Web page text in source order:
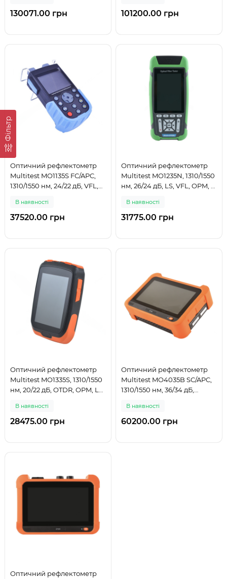
Фільтр
130071.00 грн 101200.00 грн
Оптичний рефлектометр
Multitest MO1135S FC/APC,
1310/1550 нм, 24/22 дБ, VFL,
В наявності
37520.00 грн
Оптичний рефлектометр
Multitest MO1235N, 1310/1550
нм, 26/24 дБ, LS, VFL, OPM, з
В наявності
31775.00 грн
Оптичний рефлектометр
Multitest MO1335S, 1310/1550
нм, 20/22 дБ, OTDR, OPM, LS,
В наявності
28475.00 грн
Оптичний рефлектометр
Multitest MO4035B SC/APC,
1310/1550 нм, 36/34 дБ,
В наявності
60200.00 грн
Оптичний рефлектометр